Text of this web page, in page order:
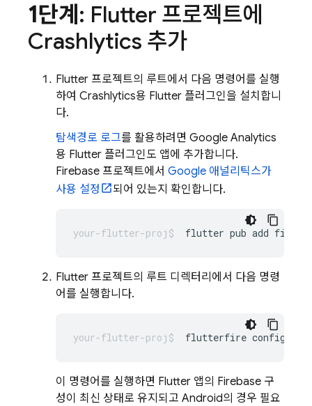
1단계 : Flutter 프로젝트에
Crashlytics 추가
Flutter 프로젝트의 루트에서 다음 명령어를 실행
하여 Crashlytics용 Flutter 플러그인을 설치합니
다.
탐색경로 로그를 활용하려면 Google Analytics
용 Flutter 플러그인도 앱에 추가합니다.
Firebase 프로젝트에서 Google 애널리틱스가
사용 설정
되어 있는지 확인합니다.
flutter pub add
Flutter 프로젝트의 루트 디렉터리에서 다음 명령
어를 실행합니다.
flutterfire
이 명령어를 실행하면 Flutter 앱의 Firebase 구
성이 최신 상태로 유지되고 Android의 경우 필요